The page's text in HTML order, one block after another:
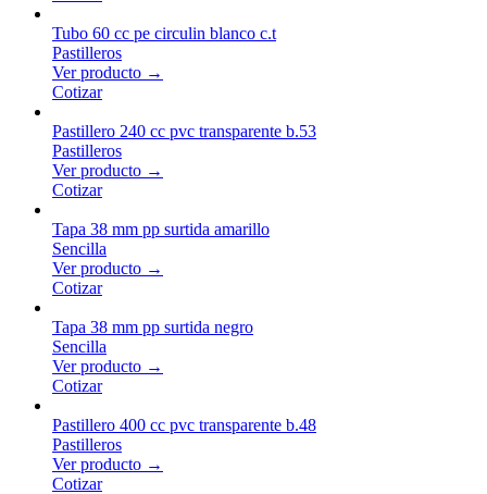
Tubo 60 cc pe circulin blanco c.t
Pastilleros
Ver producto →
Cotizar
Pastillero 240 cc pvc transparente b.53
Pastilleros
Ver producto →
Cotizar
Tapa 38 mm pp surtida amarillo
Sencilla
Ver producto →
Cotizar
Tapa 38 mm pp surtida negro
Sencilla
Ver producto →
Cotizar
Pastillero 400 cc pvc transparente b.48
Pastilleros
Ver producto →
Cotizar